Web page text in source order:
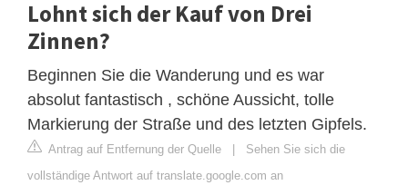
Lohnt sich der Kauf von Drei
Zinnen?
Beginnen Sie die Wanderung und es war
absolut fantastisch , schöne Aussicht, tolle
Markierung der Straße und des letzten Gipfels.
Antrag auf Entfernung der Quelle | Sehen Sie sich die
vollständige Antwort auf translate.google.com an